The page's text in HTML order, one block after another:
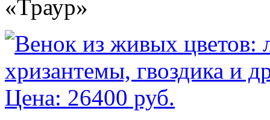
«Траур»